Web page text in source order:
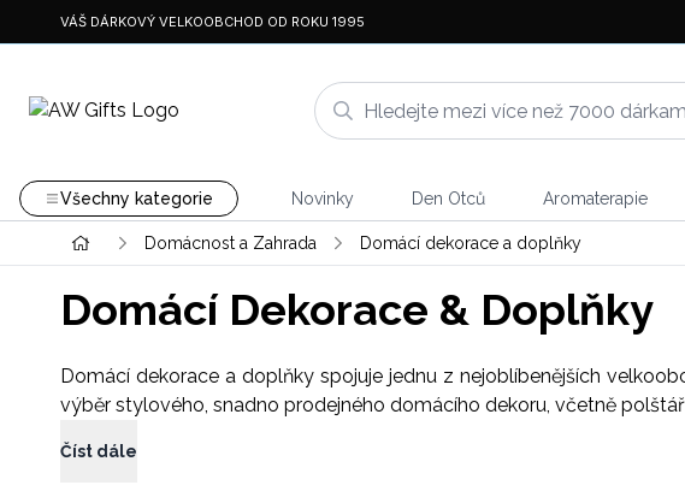
VÁŠ DÁRKOVÝ VELKOOBCHOD OD ROKU 1995
Všechny kategorie Novinky Den Otců Aromaterapie
Domácnost a Zahrada Domácí dekorace a doplňky
Domácí Dekorace & Doplňky
Domácí dekorace a doplňky spojuje jednu z nejoblíbenějších
výběr stylového, snadno prodejného domácího dekoru, včetně
Číst dále